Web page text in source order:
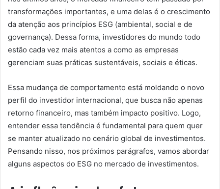
transformações importantes, e uma delas é o crescimento
da atenção aos princípios ESG (ambiental, social e de
governança). Dessa forma, investidores do mundo todo
estão cada vez mais atentos a como as empresas
gerenciam suas práticas sustentáveis, sociais e éticas.
Essa mudança de comportamento está moldando o novo
perfil do investidor internacional, que busca não apenas
retorno financeiro, mas também impacto positivo. Logo,
entender essa tendência é fundamental para quem quer
se manter atualizado no cenário global de investimentos.
Pensando nisso, nos próximos parágrafos, vamos abordar
alguns aspectos do ESG no mercado de investimentos.